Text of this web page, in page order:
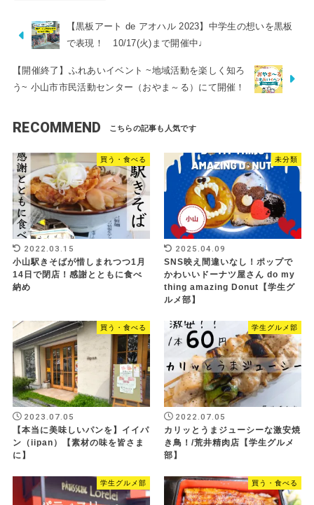
【黒板アート de アオハル 2023】中学生の想いを黒板
で表現！ 10/17(火)まで開催中♩
【開催終了】ふれあいイベント ~地域活動を楽しく知ろ
う~ 小山市市民活動センター（おやま～る）にて開催！
RECOMMEND
買う・食べる
2022.03.15
小山駅きそばが惜しまれつつ1月
14日で閉店！感謝とともに食べ
納め
未分類
2025.04.09
SNS映え間違いなし！ポップで
かわいいドーナツ屋さん do my
thing amazing Donut【学生グ
ルメ部】
買う・食べる
2023.07.05
【本当に美味しいパンを】イイパ
ン（iipan）【素材の味を皆さま
に】
学生グルメ部
2022.07.05
カリッとうまジューシーな激安焼
き鳥！/荒井精肉店【学生グルメ
部】
学生グルメ部 買う・食べる